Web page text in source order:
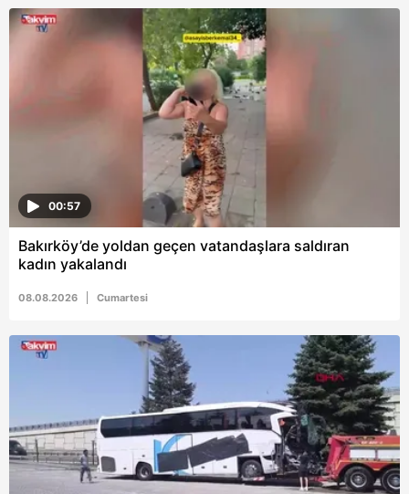
kılınması ve kişiselleştirilmesi ve sizlere yönelik
reklam/pazarlama faaliyetlerinin yapılması, amaçlarıyla
sınırlı olarak açık rızanız dahilinde kullanılacaktır.
Çerezlere ilişkin tercihlerinizi aşağıda yer alan panel
vasıtasıyla belirleyebilirsiniz. Çerezlere ilişkin detaylı bilgi
için Ayarlar butonuna tıklayabilir,Çerez Bilgilendirme
ziyaret edebilirsiniz.
6698 sayılı Kişisel Verilerin Korunması Kanunu uyarınca
hazırlanmış Aydınlatma Metnimizi okumak ve sitemizde
ilgili mevzuata uygun olarak kullanılan çerezlerle ilgili bilgi
almak için lütfen
00:57
Bakırköy’de yoldan geçen vatandaşlara saldıran
kadın yakalandı
08.08.2026 Cumartesi